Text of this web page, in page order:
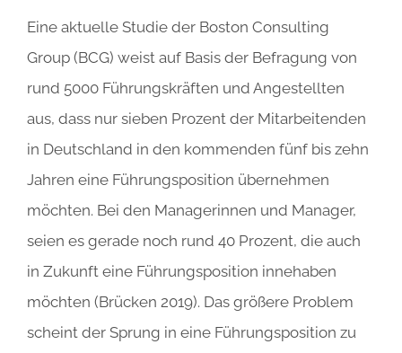
Eine aktuelle Studie der Boston Consulting
Group (BCG) weist auf Basis der Befragung von
rund 5000 Führungskräften und Angestellten
aus, dass nur sieben Prozent der Mitarbeitenden
in Deutschland in den kommenden fünf bis zehn
Jahren eine Führungsposition übernehmen
möchten. Bei den Managerinnen und Manager,
seien es gerade noch rund 40 Prozent, die auch
in Zukunft eine Führungsposition innehaben
möchten (Brücken 2019). Das größere Problem
scheint der Sprung in eine Führungsposition zu